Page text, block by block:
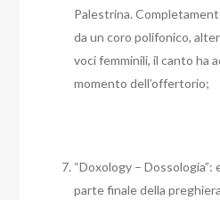
Palestrina.
da un coro polifonico,
voci femminili, il canto ha
momento dell’offertorio;
“Doxology – Dossologia”:
parte finale della